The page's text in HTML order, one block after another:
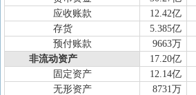
应收账款
12.42亿
存货
5.385亿
预付账款
9663万
非流动资产
17.20亿
固定资产
12.14亿
无形资产
8731万